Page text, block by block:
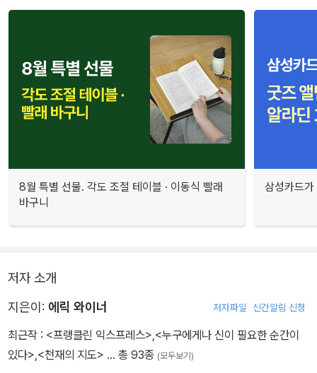
8월 특별 선물. 각도 조절 테이블 · 이동식 빨래
바구니
삼성카드
저자 소개
지은이: 에릭 와이너 저자파일 신간알림 신청
최근작 : <프랭클린 익스프레스>,<누구에게나 신이 필요한 순간이
있다>,<천재의 지도> … 총 93종 (모두보기)